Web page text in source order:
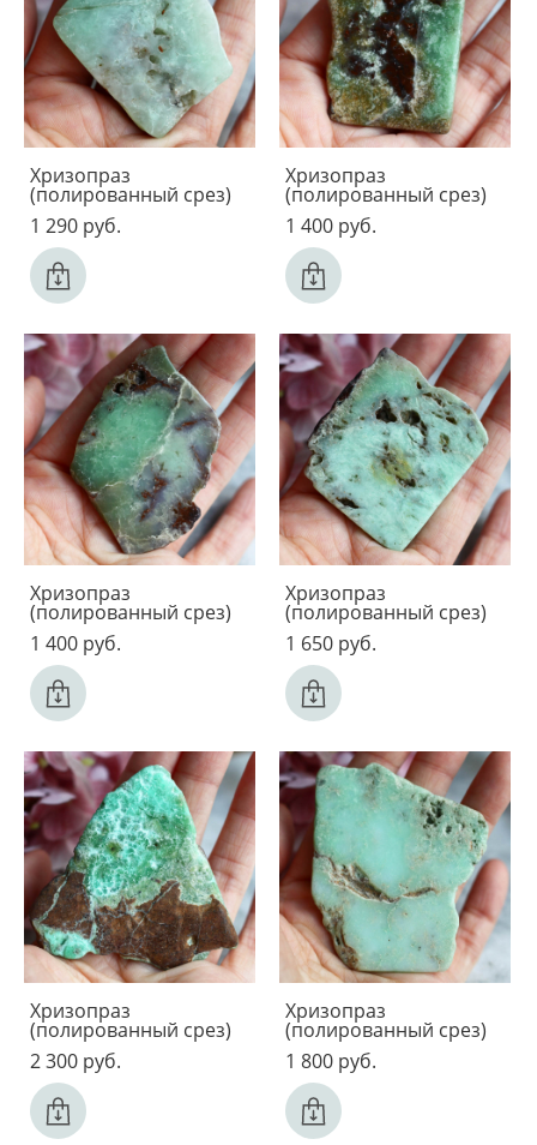
Хризопраз
(полированный срез)
1 290 pуб.
Хризопраз
(полированный срез)
1 400 pуб.
Хризопраз
(полированный срез)
1 400 pуб.
Хризопраз
(полированный срез)
1 650 pуб.
Хризопраз
(полированный срез)
2 300 pуб.
Хризопраз
(полированный срез)
1 800 pуб.